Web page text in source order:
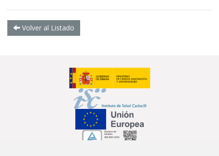
Volver al Listado